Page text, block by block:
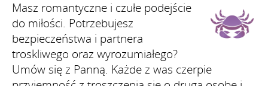
Masz romantyczne i czułe podejście
do miłości. Potrzebujesz
bezpieczeństwa i partnera
troskliwego oraz wyrozumiałego?
Umów się z Panną. Każde z was czerpie